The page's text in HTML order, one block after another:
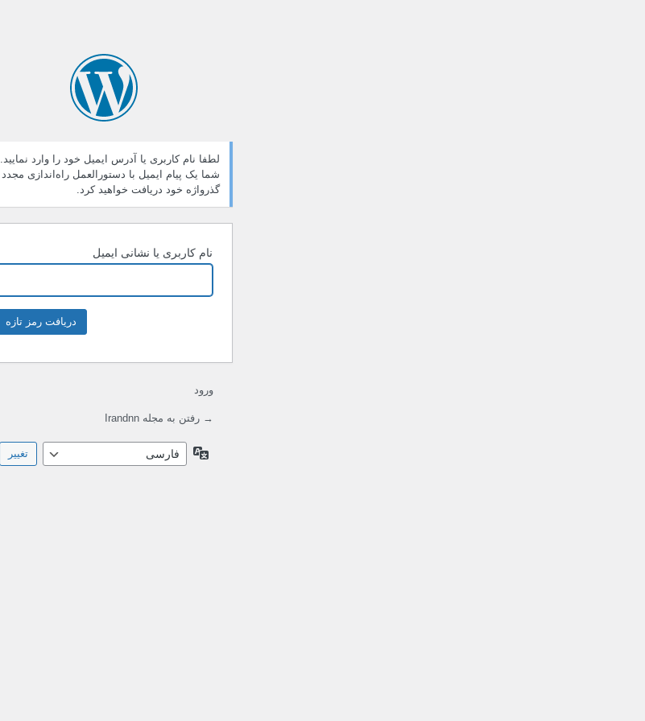
لطفا نام کاربری یا آدرس ایمیل خود را وارد نمایید.
شما یک پیام ایمیل با دستورالعمل راه‌اندازی مجدد
گذرواژه خود دریافت خواهید کرد.
نام کاربری یا نشانی ایمیل
ورود
→ رفتن به مجله Irandnn
زبان